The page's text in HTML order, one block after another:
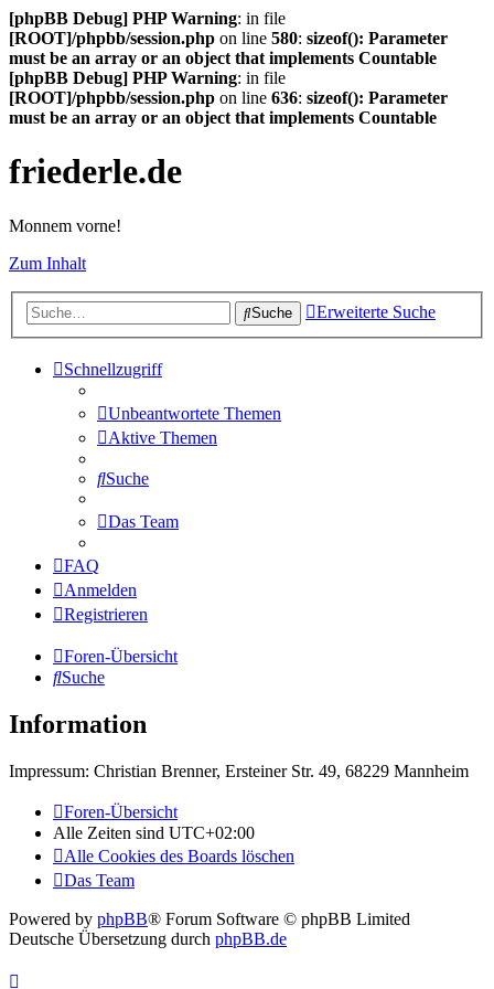
[phpBB Debug] PHP Warning: in file
[ROOT]/phpbb/session.php on line 580: sizeof(): Parameter
must be an array or an object that implements Countable
[phpBB Debug] PHP Warning: in file
[ROOT]/phpbb/session.php on line 636: sizeof(): Parameter
must be an array or an object that implements Countable
friederle.de
Monnem vorne!
Zum Inhalt
Suche Erweiterte Suche
Schnellzugriff
Unbeantwortete Themen
Aktive Themen
Suche
Das Team
FAQ
Anmelden
Registrieren
Foren-Übersicht
Suche
Information
Impressum: Christian Brenner, Ersteiner Str. 49, 68229 Mannheim
Foren-Übersicht
Alle Zeiten sind UTC+02:00
Alle Cookies des Boards löschen
Das Team
Powered by phpBB® Forum Software © phpBB Limited
Deutsche Übersetzung durch phpBB.de